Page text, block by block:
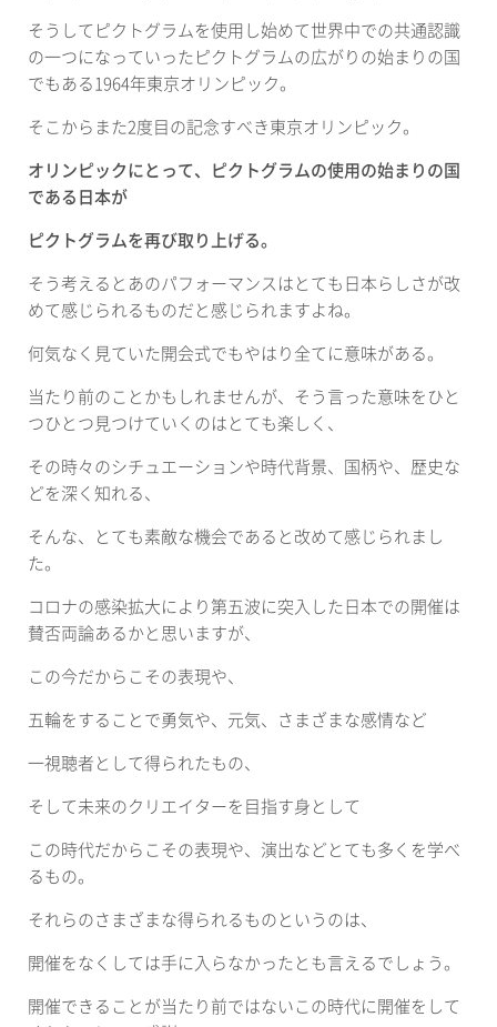
そうしてピクトグラムを使用し始めて世界中での共通認識
の一つになっていったピクトグラムの広がりの始まりの国
でもある1964年東京オリンピック。
そこからまた2度目の記念すべき東京オリンピック。
オリンピックにとって、ピクトグラムの使用の始まりの国
である日本が
ピクトグラムを再び取り上げる。
そう考えるとあのパフォーマンスはとても日本らしさが改
めて感じられるものだと感じられますよね。
何気なく見ていた開会式でもやはり全てに意味がある。
当たり前のことかもしれませんが、そう言った意味をひと
つひとつ見つけていくのはとても楽しく、
その時々のシチュエーションや時代背景、国柄や、歴史な
どを深く知れる、
そんな、とても素敵な機会であると改めて感じられまし
た。
コロナの感染拡大により第五波に突入した日本での開催は
賛否両論あるかと思いますが、
この今だからこその表現や、
五輪をすることで勇気や、元気、さまざまな感情など
一視聴者として得られたもの、
そして未来のクリエイターを目指す身として
この時代だからこその表現や、演出などとても多くを学べ
るもの。
それらのさまざまな得られるものというのは、
開催をなくしては手に入らなかったとも言えるでしょう。
開催できることが当たり前ではないこの時代に開催をして